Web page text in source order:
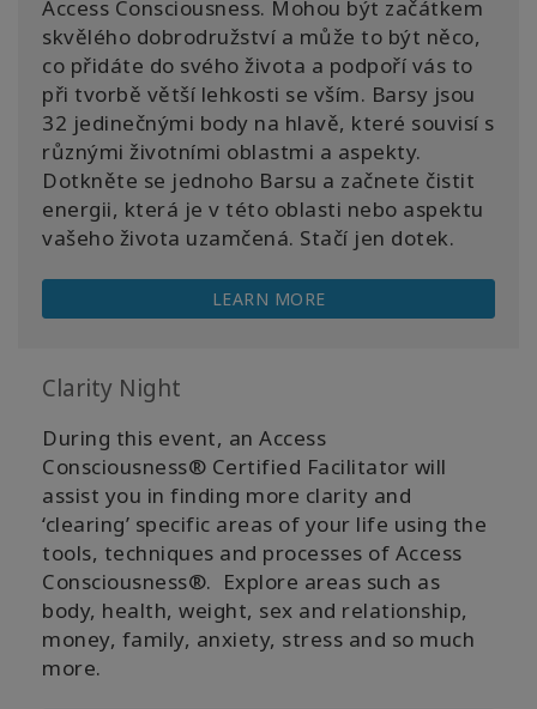
Access Consciousness. Mohou být začátkem
skvělého dobrodružství a může to být něco,
co přidáte do svého života a podpoří vás to
při tvorbě větší lehkosti se vším. Barsy jsou
32 jedinečnými body na hlavě, které souvisí s
různými životními oblastmi a aspekty.
Dotkněte se jednoho Barsu a začnete čistit
energii, která je v této oblasti nebo aspektu
vašeho života uzamčená. Stačí jen dotek.
LEARN MORE
Clarity Night
During this event, an Access
Consciousness® Certified Facilitator will
assist you in finding more clarity and
‘clearing’ specific areas of your life using the
tools, techniques and processes of Access
Consciousness®. Explore areas such as
body, health, weight, sex and relationship,
money, family, anxiety, stress and so much
more.